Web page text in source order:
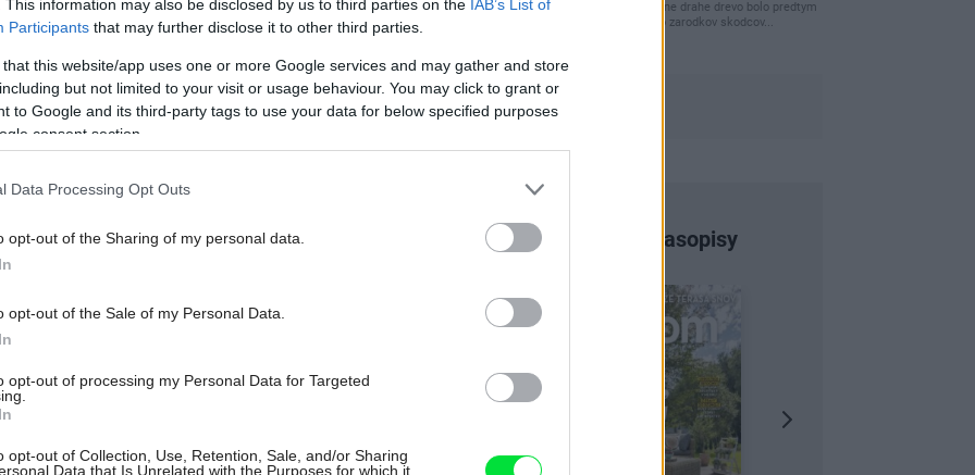
This information may also be disclosed by us to third parties on the IAB’s List of
Participants that may further disclose it to other third parties.
that this website/app uses one or more Google services and may gather and store
but not limited to your visit or usage behaviour. You may click to grant or
to Google and its third-party tags to use your data for below specified purposes
consent section.
Data Processing Opt Outs
opt-out of the Sharing of my personal data.
opt-out of the Sale of my Personal Data.
opt-out of processing my Personal Data for Targeted
opt-out of Collection, Use, Retention, Sale, and/or Sharing
Data that Is Unrelated with the Purposes for which it
či domu
clovek by cakal ze vysusene drahe drevo bolo predtym
naparovane aby sa zbavilo zarodkov skodcov...
Najnovšie časopisy